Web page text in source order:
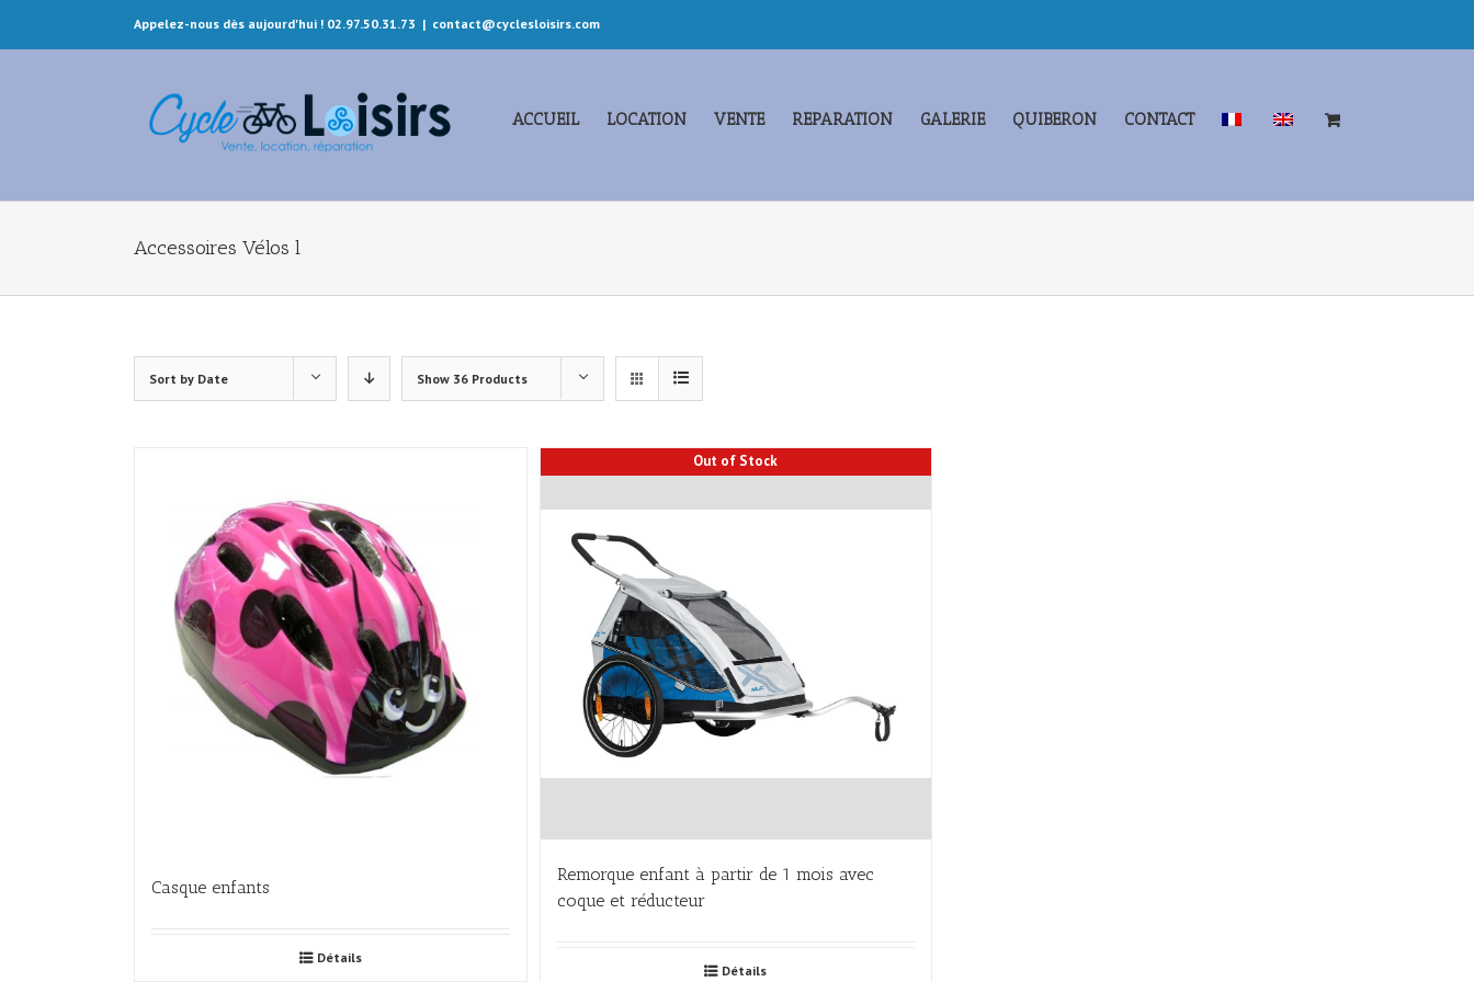
Appelez-nous dès aujourd'hui ! 02.97.50.31.73 | contact@cyclesloisirs.com
ACCUEIL LOCATION VENTE REPARATION GALERIE QUIBERON CONTACT
Accessoires Vélos l
Sort by Date Show 36 Products
Casque enfants
Détails
Out of Stock
Remorque enfant à partir de 1 mois avec
coque et réducteur
Détails